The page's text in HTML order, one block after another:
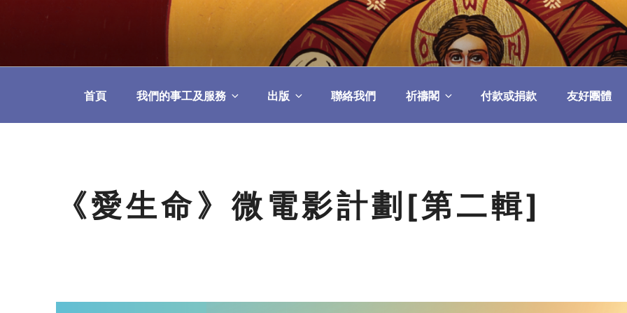
教區婚姻與家庭牧民委員會
首頁 我們的事工及服務 出版 聯絡我們 祈禱閣 付款或捐款 友好團體
《愛生命》微電影計劃[第二輯]